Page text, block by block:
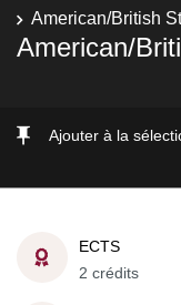
American/British
American/
Ajouter à la
ECTS
2 crédits